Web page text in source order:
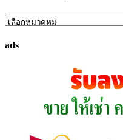
ค้นหา
ที่
ads